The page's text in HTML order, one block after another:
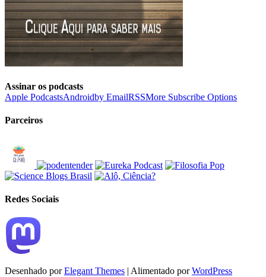
Assinar os podcasts
Apple PodcastsAndroidby EmailRSSMore Subscribe Options
Parceiros
Redes Sociais
Desenhado porElegant Themes | Alimentado porWordPress